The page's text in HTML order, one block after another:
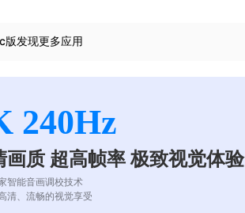
版发现更多应用
240Hz
画质 超高帧率 极致视觉体验
智能音画调校技术
清、流畅的视觉享受